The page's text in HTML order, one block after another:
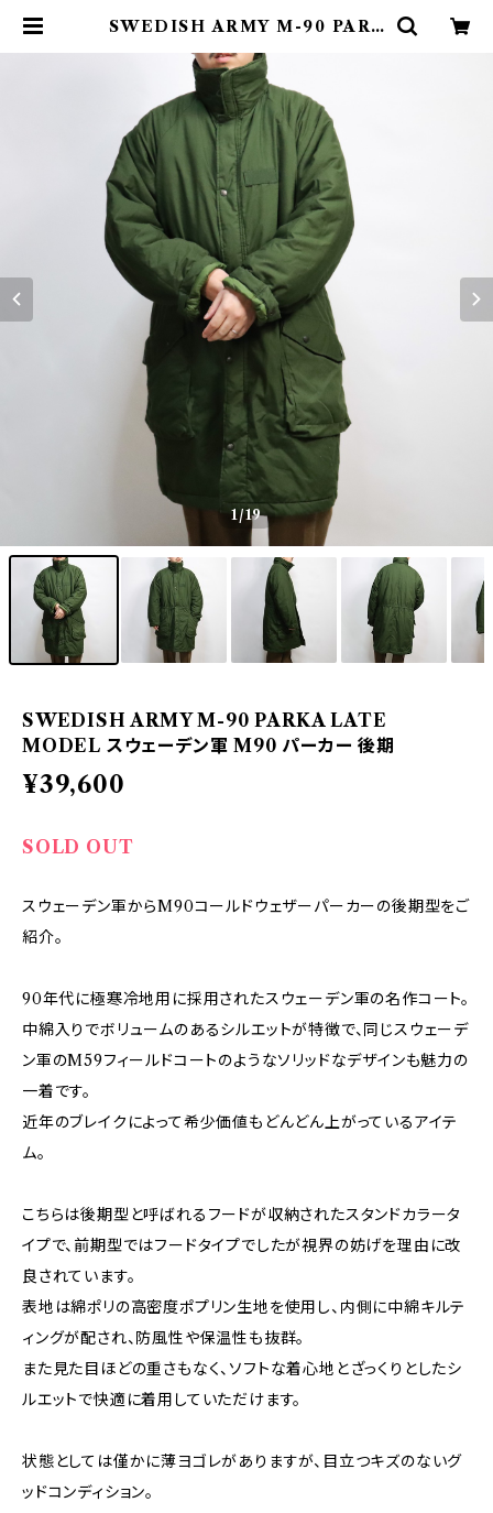
SWEDISH ARMY M-90 PARK
M90 パーカー 後期 | CADAL8
1/19
SWEDISH ARMY M-90 PARKA LATE
MODEL スウェーデン軍 M90 パーカー 後期
¥39,600
SOLD OUT
スウェーデン軍からM90コールドウェザーパーカーの後期型をご
紹介。
90年代に極寒冷地用に採用されたスウェーデン軍の名作コート。
中綿入りでボリュームのあるシルエットが特徴で、同じスウェーデ
ン軍のM59フィールドコートのようなソリッドなデザインも魅力の
一着です。
近年のブレイクによって希少価値もどんどん上がっているアイテ
ム。
こちらは後期型と呼ばれるフードが収納されたスタンドカラータ
イプで、前期型ではフードタイプでしたが視界の妨げを理由に改
良されています。
表地は綿ポリの高密度ポプリン生地を使用し、内側に中綿キルテ
ィングが配され、防風性や保温性も抜群。
また見た目ほどの重さもなく、ソフトな着心地とざっくりとしたシ
ルエットで快適に着用していただけます。
状態としては僅かに薄ヨゴレがありますが、目立つキズのないグ
ッドコンディション。